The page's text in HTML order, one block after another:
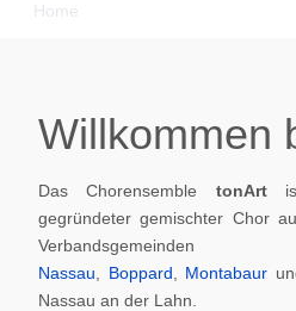
Home
Willkommen
Das Chorensemble tonArt
gegründeter gemischter Chor
Nassau
Boppard Montabaur
Nassau an der Lahn.